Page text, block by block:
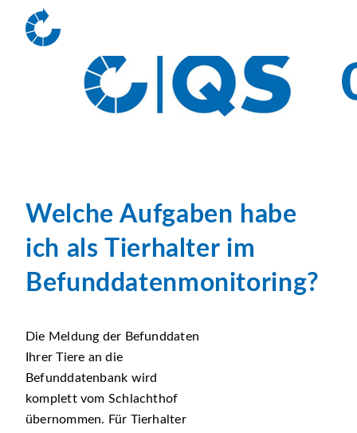
Welche Aufgaben habe
ich als Tierhalter im
Befunddatenmonitoring?
Die Meldung der Befunddaten
Ihrer Tiere an die
Befunddatenbank wird
komplett vom Schlachthof
übernommen. Für Tierhalter